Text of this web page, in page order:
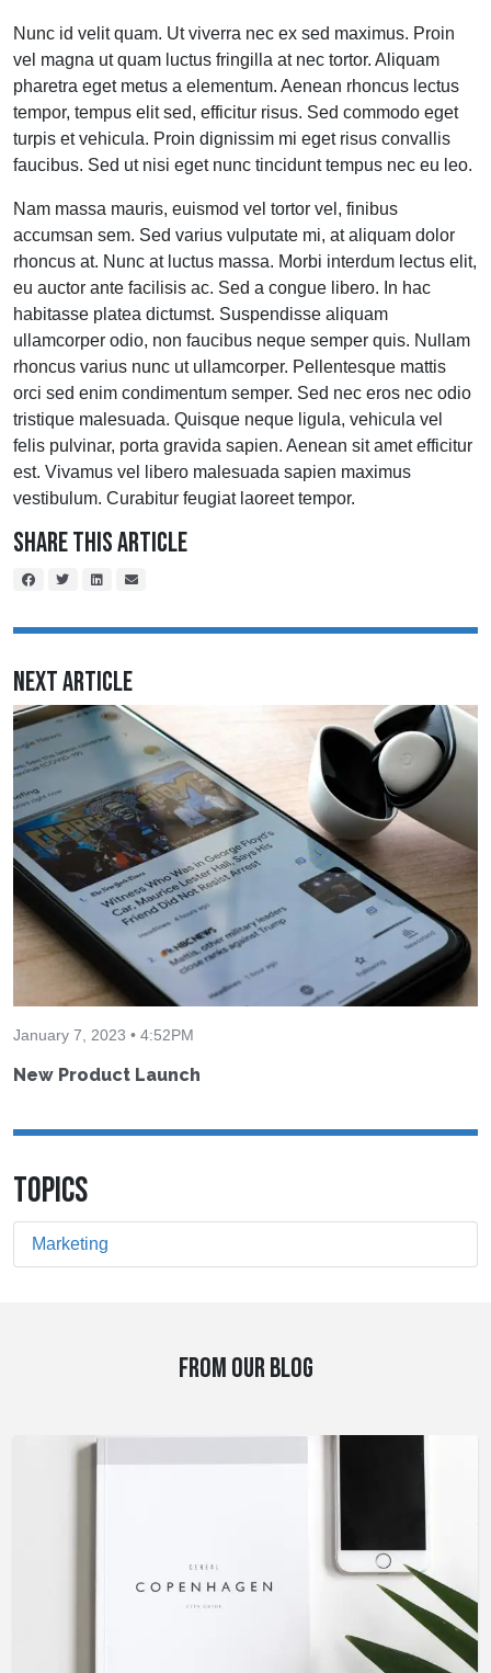
Nunc id velit quam. Ut viverra nec ex sed maximus. Proin
vel magna ut quam luctus fringilla at nec tortor. Aliquam
pharetra eget metus a elementum. Aenean rhoncus lectus
tempor, tempus elit sed, efficitur risus. Sed commodo eget
turpis et vehicula. Proin dignissim mi eget risus convallis
faucibus. Sed ut nisi eget nunc tincidunt tempus nec eu leo.
Nam massa mauris, euismod vel tortor vel, finibus
accumsan sem. Sed varius vulputate mi, at aliquam dolor
rhoncus at. Nunc at luctus massa. Morbi interdum lectus elit,
eu auctor ante facilisis ac. Sed a congue libero. In hac
habitasse platea dictumst. Suspendisse aliquam
ullamcorper odio, non faucibus neque semper quis. Nullam
rhoncus varius nunc ut ullamcorper. Pellentesque mattis
orci sed enim condimentum semper. Sed nec eros nec odio
tristique malesuada. Quisque neque ligula, vehicula vel
felis pulvinar, porta gravida sapien. Aenean sit amet efficitur
est. Vivamus vel libero malesuada sapien maximus
vestibulum. Curabitur feugiat laoreet tempor.
Share This Article
Next Article
January 7, 2023 • 4:52PM
New Product Launch
TOPICS
Marketing
FROM OUR BLOG